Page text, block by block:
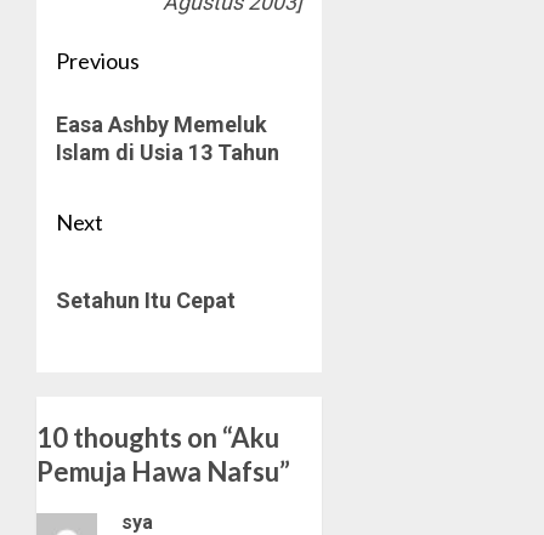
Post
navigation
Previous
post:
Easa Ashby Memeluk
Islam di Usia 13 Tahun
Next
post:
Setahun Itu Cepat
10 thoughts on “Aku
Pemuja Hawa Nafsu”
sya